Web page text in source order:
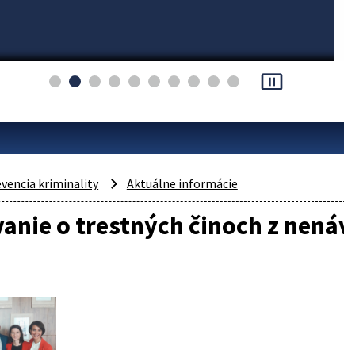
pause_presentation
kriminality Aktuálne informácie
o trestných činoch z